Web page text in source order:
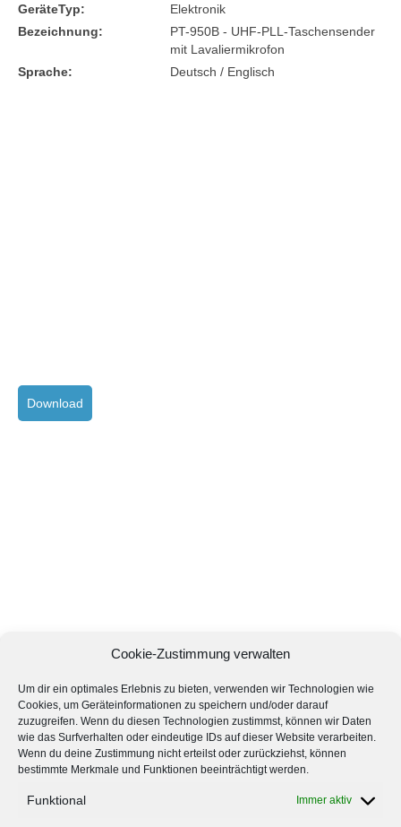
Cookie-Zustimmung verwalten
Um dir ein optimales Erlebnis zu bieten, verwenden wir Technologien wie
Cookies, um Geräteinformationen zu speichern und/oder darauf
zuzugreifen. Wenn du diesen Technologien zustimmst, können wir Daten
wie das Surfverhalten oder eindeutige IDs auf dieser Website verarbeiten.
Wenn du deine Zustimmung nicht erteilst oder zurückziehst, können
bestimmte Merkmale und Funktionen beeinträchtigt werden.
Funktional Immer aktiv
GeräteTyp:
Elektronik
Bezeichnung:
PT-950B - UHF-PLL-Taschensender
mit Lavaliermikrofon
Sprache:
Deutsch / Englisch
Download